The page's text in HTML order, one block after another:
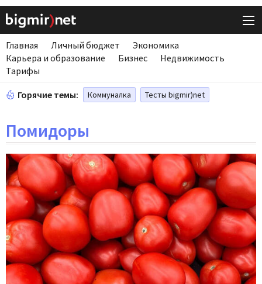
Главная Личный бюджет
Экономика
Карьера и образование
Бизнес
Недвижимость
Тарифы
Горячие темы: Коммуналка Тесты bigmir)net
Помидоры